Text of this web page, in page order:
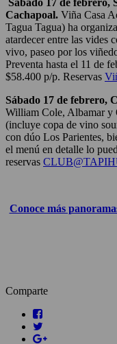
Cachapoal. Viña Casa
Tagua Tagua) ha
atardecer entre las vides
vivo, paseo por los
Preventa hasta el 11 de
$58.400 p/p. Reservas
Sábado 17 de febrero,
William Cole, Albamar y
(incluye copa de vino
con dúo Los Parientes,
el menú en detalle lo
reservas
Conoce más
Comparte